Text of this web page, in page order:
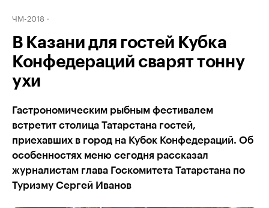
ЧМ-2018
В Казани для гостей Кубка
Конфедераций сварят тонну
ухи
Гастрономическим рыбным фестивалем
встретит столица Татарстана гостей,
приехавших в город на Кубок Конфедераций. Об
особенностях меню сегодня рассказал
журналистам глава Госкомитета Татарстана по
Туризму Сергей Иванов